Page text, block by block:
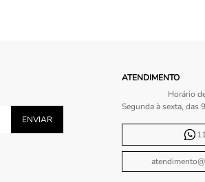
ATENDIMENTO
Horário
Segunda à sexta, das